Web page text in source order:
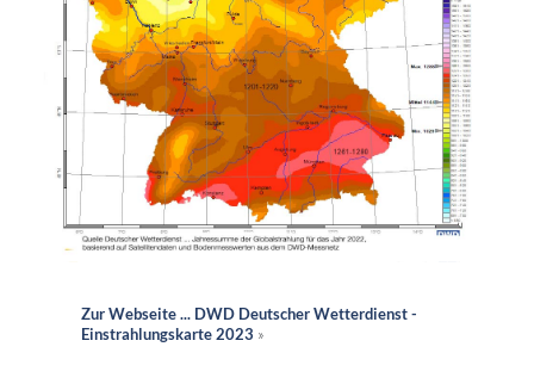
Zur Webseite ... DWD Deutscher Wetterdienst -
Einstrahlungskarte 2023 »